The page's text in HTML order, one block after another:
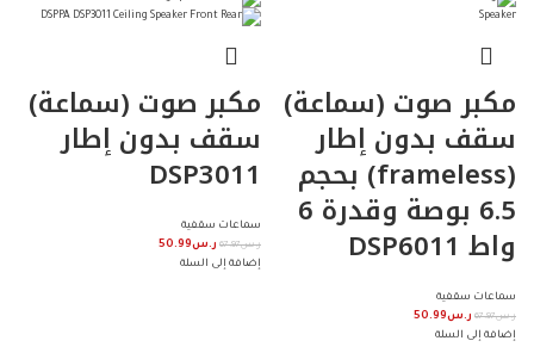
مكبر صوت (سماعة)
سقف بدون إطار
(frameless) بحجم
6.5 بوصة وقدرة 6
واط DSP6011
سماعات سقفية
ر.س67.97 ر.س50.99
إضافة إلى السلة
مكبر صوت (سماعة)
سقف بدون إطار
DSP3011
سماعات سقفية
ر.س67.97 ر.س50.99
إضافة إلى السلة